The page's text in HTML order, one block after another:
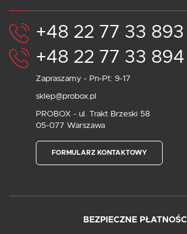
+48 22 77 33 893
+48 22 77 33 894
Zapraszamy - Pn-Pt: 9-17
sklep@probox.pl
PROBOX - ul. Trakt Brzeski 58
05-077 Warszawa
FORMULARZ KONTAKTOWY
BEZPIECZNE PŁATNOŚCI